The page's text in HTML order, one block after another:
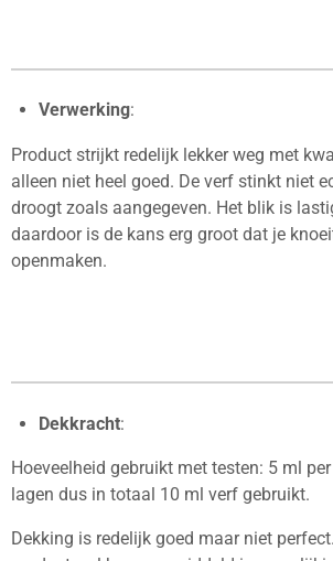
Verwerking:
Product strijkt redelijk lekker weg met
alleen niet heel goed. De verf stinkt niet
droogt zoals aangegeven. Het blik is
daardoor is de kans erg groot dat je
openmaken.
Dekkracht:
Hoeveelheid gebruikt met testen: 5 ml
lagen dus in totaal 10 ml verf gebruikt.
Dekking is redelijk goed maar niet